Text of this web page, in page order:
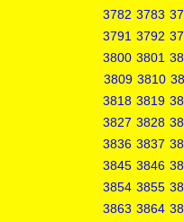
3782 3783
3791 3792
3800 3801
3809 3810
3818 3819
3827 3828
3836 3837
3845 3846
3854 3855
3863 3864